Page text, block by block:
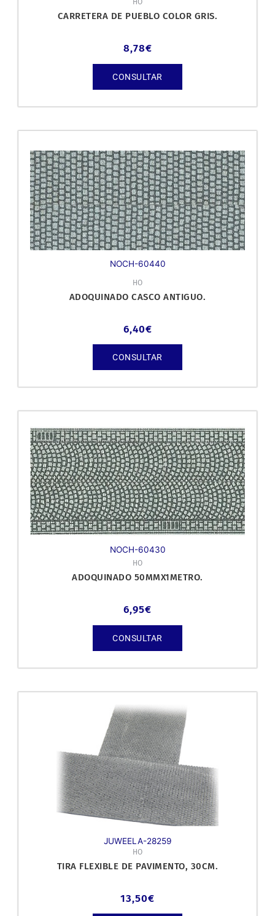
HO
CARRETERA DE PUEBLO COLOR GRIS.
8,78€
CONSULTAR
NOCH-60440
HO
ADOQUINADO CASCO ANTIGUO.
6,40€
CONSULTAR
NOCH-60430
HO
ADOQUINADO 50MMX1METRO.
6,95€
CONSULTAR
JUWEELA-28259
HO
TIRA FLEXIBLE DE PAVIMENTO, 30CM.
13,50€